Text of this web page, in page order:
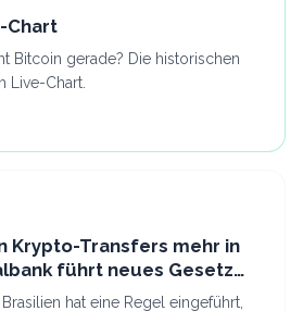
Chart
Bitcoin gerade? Die historischen
Live-Chart.
Krypto-Transfers mehr in
führt neues Gesetz
hat eine Regel eingeführt,